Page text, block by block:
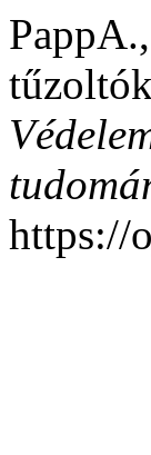
https://